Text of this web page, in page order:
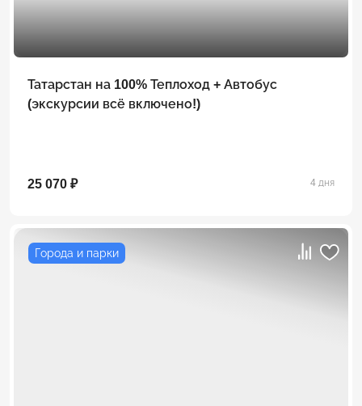
Татарстан на 100% Теплоход + Автобус
(экскурсии всё включено!)
25 070 ₽ 4 дня
Города и парки